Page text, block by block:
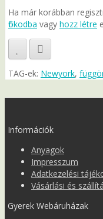
Ha már korábban
fiókodba vagy hozz létre
TAG-ek: Newyork,
Információk
Anyagok
Impresszum
Adatkezelési
Vásárlási és
Gyerek Webáruházak